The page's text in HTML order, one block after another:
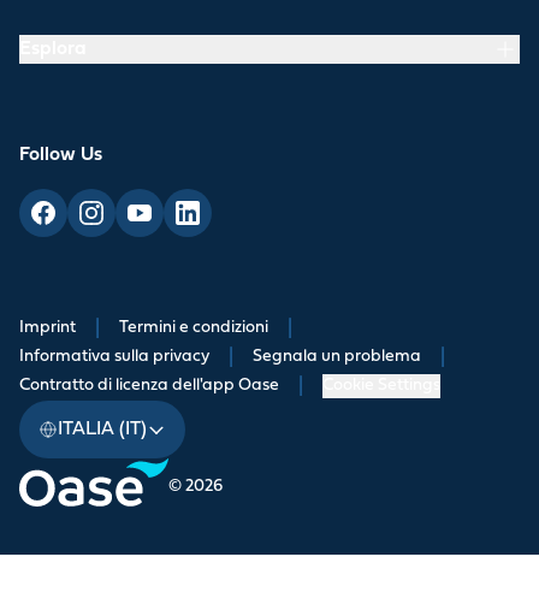
Follow Us
© 2026
Imprint Termini e condizioni
Informativa sulla privacy Segnala un problema
Contratto di licenza dell'app Oase
ITALIA (IT)